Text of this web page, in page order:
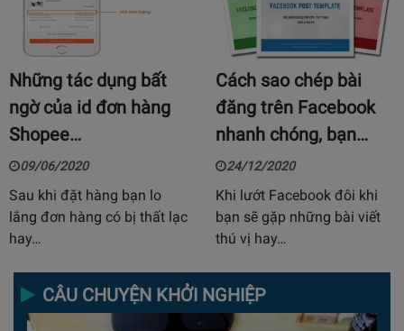
Những tác dụng bất
ngờ của id đơn hàng
Shopee…
09/06/2020
Sau khi đặt hàng bạn lo
lắng đơn hàng có bị thất lạc
hay…
Cách sao chép bài
đăng trên Facebook
nhanh chóng, bạn…
24/12/2020
Khi lướt Facebook đôi khi
bạn sẽ gặp những bài viết
thú vị hay…
CÂU CHUYỆN KHỞI NGHIỆP